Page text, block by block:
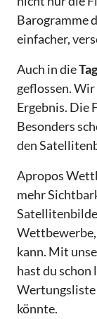
Barogramme
einfacher,
Auch in die
geflossen.
Ergebnis. Die
Besonders
den
Apropos
mehr
Wettbewerbe,
kann. Mit
hast du
Wertungsliste
könnte.